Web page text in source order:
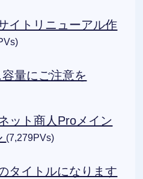
イトリニューアル作
量にご注意を
ット商人Proメイン
(7,279PVs)
タイトルになります